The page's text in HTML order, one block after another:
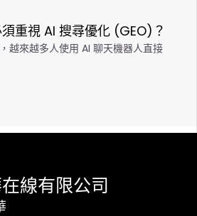
重視 AI 搜尋優化 (GEO)？
越來越多人使用 AI 聊天機器人直接
線有限公司